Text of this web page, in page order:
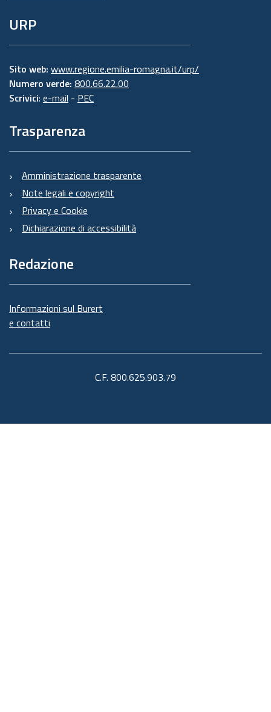
URP
Sito web: www.regione.emilia-romagna.it/urp/
Numero verde: 800.66.22.00
Scrivici: e-mail - PEC
Trasparenza
Amministrazione trasparente
Note legali e copyright
Privacy e Cookie
Dichiarazione di accessibilità
Redazione
Informazioni sul Burert
e contatti
C.F. 800.625.903.79